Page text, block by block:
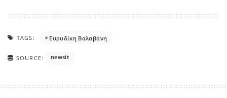
TAGS: Ευρυδίκη Βαλαβάνη
SOURCE: newsit